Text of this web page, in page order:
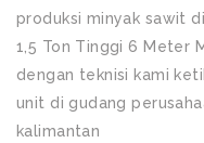
produksi minyak sawit
1,5 Ton Tinggi 6 Meter
dengan teknisi kami
unit di gudang
kalimantan